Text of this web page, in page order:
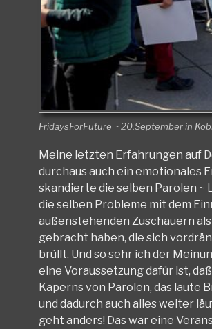
FridaysForFuture ~ 20.September in
Meine letzten Erfahrungen auf
durchaus auch ein emotionales
skandierte die selben Parolen ~
die selben Probleme mit dem
außenstehenden Zuschauern
gebracht haben, die sich
brüllt. Und so sehr ich der
eine Voraussetzung dafür ist,
Kaperns von Parolen, das laute
und dadurch auch alles weiter
geht anders! Das war eine